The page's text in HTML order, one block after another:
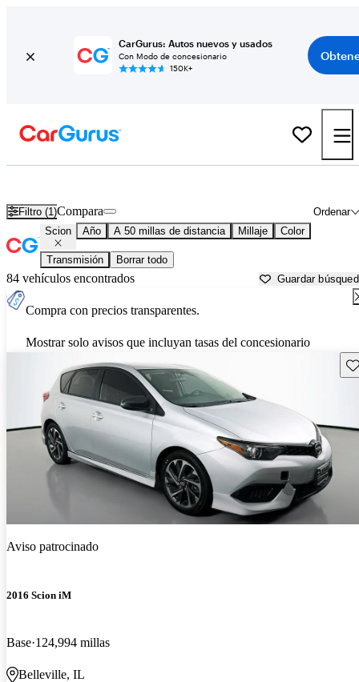
CarGurus: Autos nuevos y usados
Con Modo de concesionario
150K+
Filtro (1) Ordenar
Compara
Scion Año A 50 millas de distancia Millaje Color
Transmisión Borrar todo
84 vehículos encontrados Guardar
Compra con precios transparentes.
Mostrar solo avisos que incluyan tasas del concesionario
Aviso patrocinado
2016 Scion iM
Base 124,994 millas
Belleville, IL